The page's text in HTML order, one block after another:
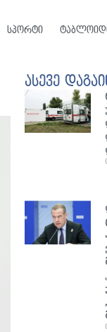
სპორტი
ასევე